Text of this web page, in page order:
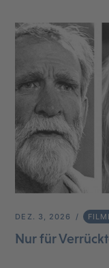
DEZ. 3, 2026
Nur für